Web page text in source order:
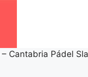
– Cantabria Pádel